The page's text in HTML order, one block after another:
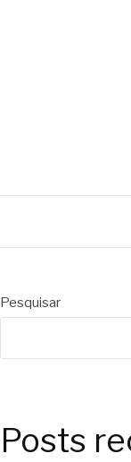
Pesquisar
Posts